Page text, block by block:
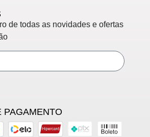
de todas as novidades e ofertas
PAGAMENTO